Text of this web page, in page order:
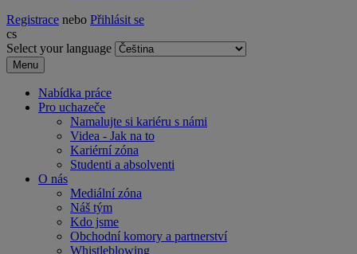
Registrace nebo Přihlásit se
cs
Select your language
Menu
Nabídka práce
Pro uchazeče
Namalujte si kariéru s námi
Videa - Jak na to
Kariérní zóna
Studenti a absolventi
O nás
Mediální zóna
Náš tým
Kdo jsme
Obchodní komory a partnerství
Whistleblowing